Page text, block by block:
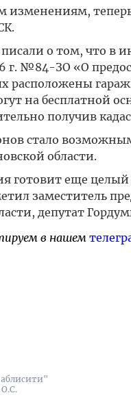
изменениям,
о том, что в
г. №84-ЗО «О
расположены
на
получив
стало
области.
готовит еще
заместитель
депутат
в нашем